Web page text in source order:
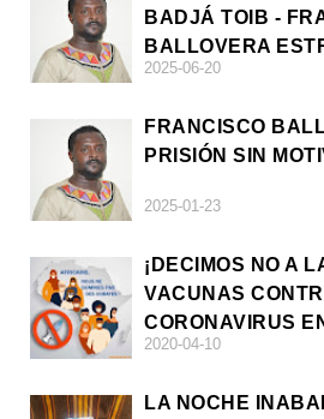
BADJÁ TOIB -
BALLOVERA
2025-06-20
FRANCISCO
PRISIÓN SIN
2025-01-23
¡DECIMOS NO A
VACUNAS
CORONAVIRUS
2020-04-10
LA NOCHE